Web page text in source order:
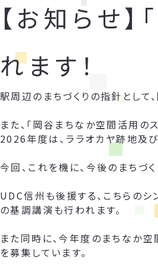
【お知らせ
れます！
駅周辺のまちづくりの指針として
また、「岡谷まちなか空間活用の
2026年度は、ララオカヤ跡地及
今回、これを機に、今後のまちづ
UDC信州も後援する、こちらの
の基調講演も行われます。
また同時に、今年度のまちなか
を募集しています。